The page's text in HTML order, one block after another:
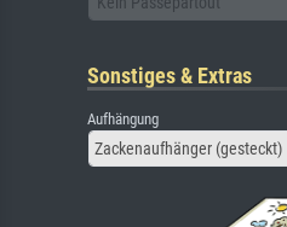
Sonstiges & Extras
Aufhängung
Zackenaufhänger (gesteckt)